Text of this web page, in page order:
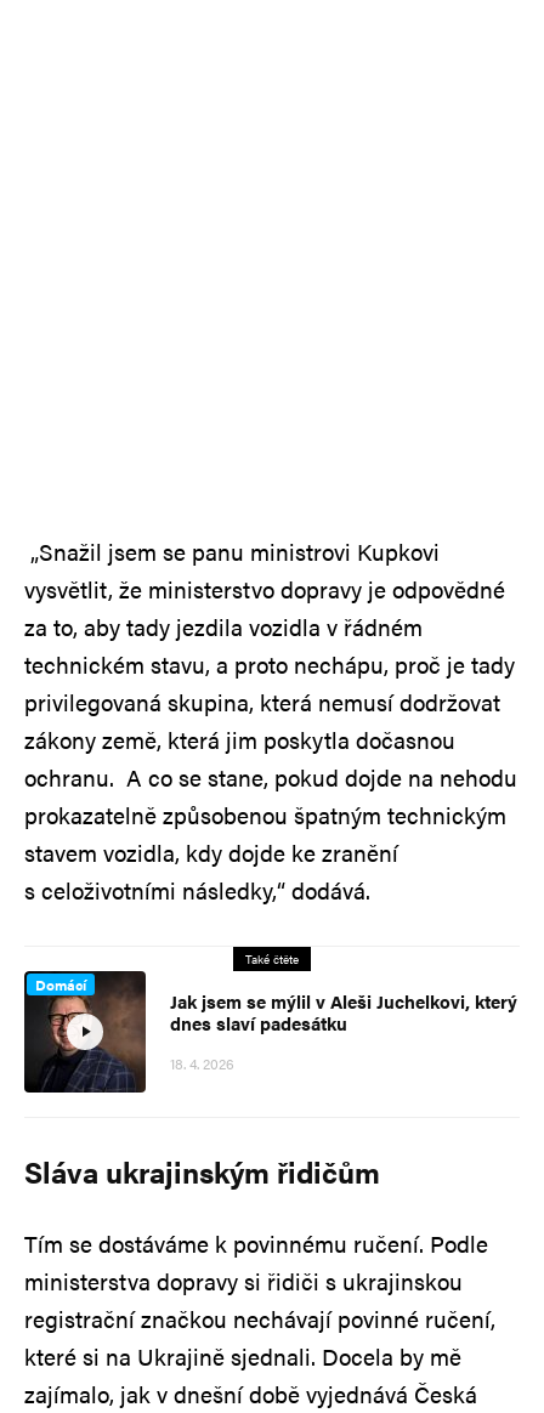
„Snažil jsem se panu ministrovi Kupkovi
vysvětlit, že ministerstvo dopravy je odpovědné
za to, aby tady jezdila vozidla v řádném
technickém stavu, a proto nechápu, proč je tady
privilegovaná skupina, která nemusí dodržovat
zákony země, která jim poskytla dočasnou
ochranu. A co se stane, pokud dojde na nehodu
prokazatelně způsobenou špatným technickým
stavem vozidla, kdy dojde ke zranění
s celoživotními následky,“ dodává.
Také čtěte
Domácí
Jak jsem se mýlil v Aleši Juchelkovi, který
dnes slaví padesátku
18. 4. 2026
Sláva ukrajinským řidičům
Tím se dostáváme k povinnému ručení. Podle
ministerstva dopravy si řidiči s ukrajinskou
registrační značkou nechávají povinné ručení,
které si na Ukrajině sjednali. Docela by mě
zajímalo, jak v dnešní době vyjednává Česká